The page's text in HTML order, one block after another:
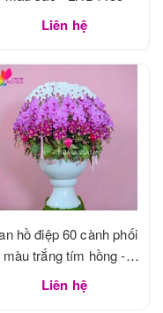
Liên hệ
hồ điệp 60 cành phối
màu trắng tím hồng -
LHD1183
Liên hệ